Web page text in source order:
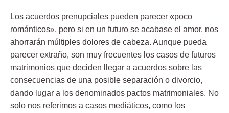
Los acuerdos prenupciales pueden parecer «poco
románticos», pero si en un futuro se acabase el amor, nos
ahorrarán múltiples dolores de cabeza. Aunque pueda
parecer extraño, son muy frecuentes los casos de futuros
matrimonios que deciden llegar a acuerdos sobre las
consecuencias de una posible separación o divorcio,
dando lugar a los denominados pactos matrimoniales. No
solo nos referimos a casos mediáticos, como los